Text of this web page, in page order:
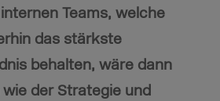
Teams, welche
das stärkste
behalten, wäre dann
der Strategie und